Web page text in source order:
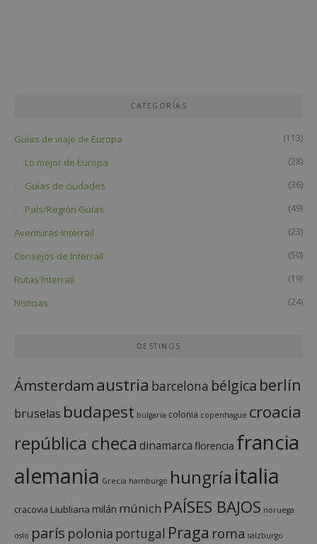
CATEGORÍAS
Guías de viaje de Europa (113)
Lo mejor de Europa (28)
Guías de ciudades (36)
País/Región Guías (49)
Aventuras Interrail (23)
Consejos de Interrail (50)
Rutas Interrail (19)
Noticias (24)
DESTINOS
Ámsterdamaustria barcelona bélgica berlín
bruselas budapest bulgaria colonia copenhague croacia
república checa dinamarca florencia francia
alemania Grecia hamburgo hungría italia
cracovia Liubliana milán múnich PAÍSES BAJOS noruega
oslo parís polonia portugal Praga roma salzburgo